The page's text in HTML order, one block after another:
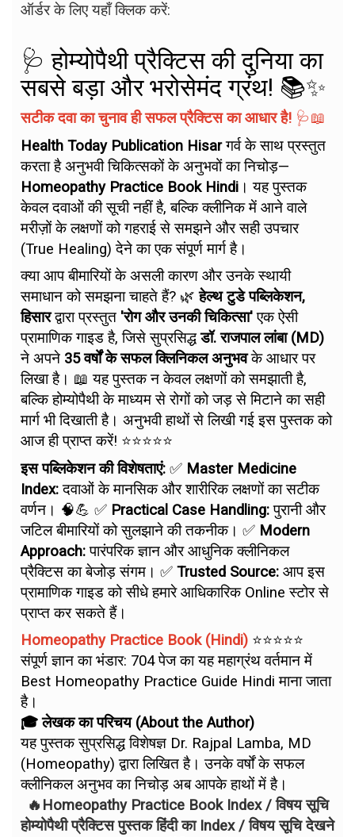
ऑर्डर के लिए यहाँ क्लिक करें:
🩺 होम्योपैथी प्रैक्टिस की दुनिया का
सबसे बड़ा और भरोसेमंद ग्रंथ! 📚✨
सटीक दवा का चुनाव ही सफल प्रैक्टिस का आधार है! 🩺📖
Health Today Publication Hisarगर्व के साथ प्रस्तुत
करता है अनुभवी चिकित्सकों के अनुभवों का निचोड़—
Homeopathy Practice Book Hindi । यह पुस्तक
केवल दवाओं की सूची नहीं है, बल्कि क्लीनिक में आने वाले
मरीज़ों के लक्षणों को गहराई से समझने और सही उपचार
(True Healing) देने का एक संपूर्ण मार्ग है।
क्या आप बीमारियों के असली कारण और उनके स्थायी
समाधान को समझना चाहते हैं? 🌿हेल्थ टुडे पब्लिकेशन,
हिसारद्वारा प्रस्तुत 'रोग और उनकी चिकित्सा'एक ऐसी
प्रामाणिक गाइड है, जिसे सुप्रसिद्धडॉ. राजपाल लांबा (MD)
ने अपने 35 वर्षों के सफल क्लिनिकल अनुभवके आधार पर
लिखा है। 📖 यह पुस्तक न केवल लक्षणों को समझाती है,
बल्कि होम्योपैथी के माध्यम से रोगों को जड़ से मिटाने का सही
मार्ग भी दिखाती है। अनुभवी हाथों से लिखी गई इस पुस्तक को
आज ही प्राप्त करें! ⭐⭐⭐⭐⭐
इस पब्लिकेशन की विशेषताएं: ✅ Master Medicine
Index:दवाओं के मानसिक और शारीरिक लक्षणों का सटीक
वर्णन। 🧠💪 ✅ Practical Case Handling:पुरानी और
जटिल बीमारियों को सुलझाने की तकनीक। ✅ Modern
Approach:पारंपरिक ज्ञान और आधुनिक क्लीनिकल
प्रैक्टिस का बेजोड़ संगम। ✅ Trusted Source: आप इस
प्रामाणिक गाइड को सीधे हमारे आधिकारिक Online स्टोर से
प्राप्त कर सकते हैं।
Homeopathy Practice Book (Hindi) ⭐⭐⭐⭐⭐
संपूर्ण ज्ञान का भंडार: 704 पेज का यह महाग्रंथ वर्तमान में
Best Homeopathy Practice Guide Hindi माना जाता
है।
🎓 लेखक का परिचय (About the Author)
यह पुस्तक सुप्रसिद्ध विशेषज्ञ Dr. Rajpal Lamba, MD
(Homeopathy) द्वारा लिखित है। उनके वर्षों के सफल
क्लीनिकल अनुभव का निचोड़ अब आपके हाथों में है।
🔥Homeopathy Practice Book Index / विषय सूचि
होम्योपैथी प्रैक्टिस पुस्तक हिंदी का Index / विषय सूचि देखने